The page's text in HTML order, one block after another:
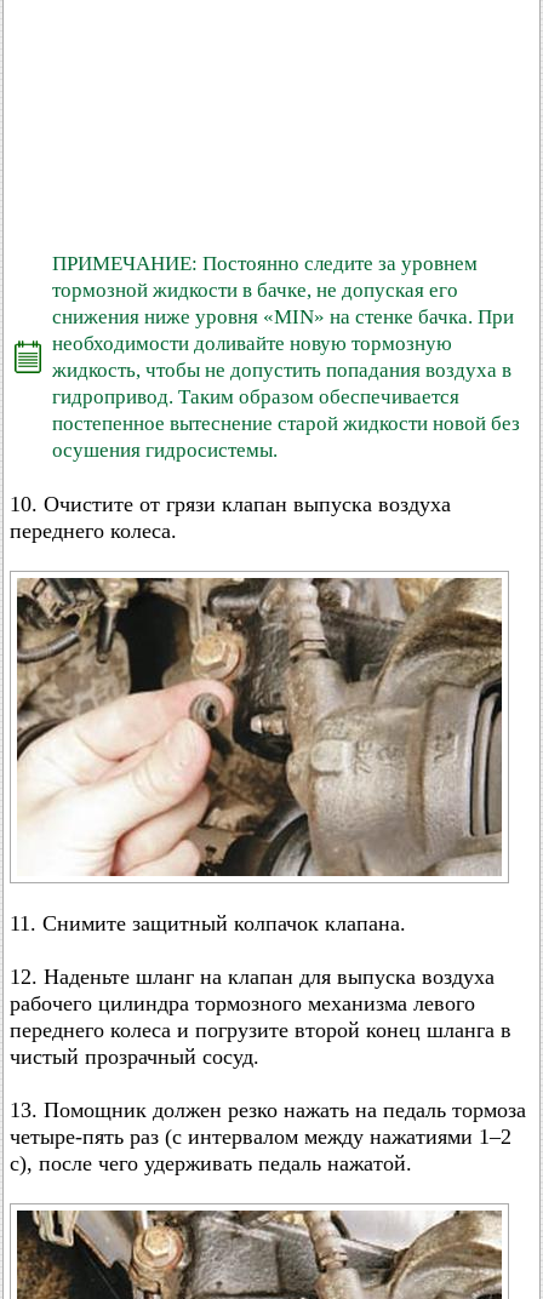
ПРИМЕЧАНИЕ: Постоянно следите за уровнем
тормозной жидкости в бачке, не допуская его
снижения ниже уровня «MIN» на стенке бачка. При
необходимости доливайте новую тормозную
жидкость, чтобы не допустить попадания воздуха в
гидропривод. Таким образом обеспечивается
постепенное вытеснение старой жидкости новой без
осушения гидросистемы.
10. Очистите от грязи клапан выпуска воздуха
переднего колеса.
11. Снимите защитный колпачок клапана.
12. Наденьте шланг на клапан для выпуска воздуха
рабочего цилиндра тормозного механизма левого
переднего колеса и погрузите второй конец шланга в
чистый прозрачный сосуд.
13. Помощник должен резко нажать на педаль тормоза
четыре-пять раз (с интервалом между нажатиями 1–2
с), после чего удерживать педаль нажатой.